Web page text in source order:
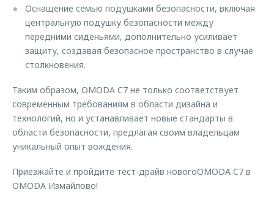
Оснащение семью подушками безопасности, включая
центральную подушку безопасности между
передними сиденьями, дополнительно усиливает
защиту, создавая безопасное пространство в случае
столкновения.
Таким образом, OMODA C7 не только соответствует
современным требованиям в области дизайна и
технологий, но и устанавливает новые стандарты в
области безопасности, предлагая своим владельцам
уникальный опыт вождения.
Приезжайте и пройдите тест-драйв новогоOMODA C7 в
OMODA Измайлово!